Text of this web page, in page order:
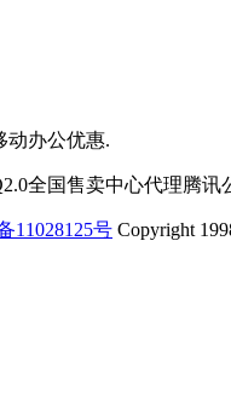
全国售卖中心代理腾讯
11028125号 Copyright